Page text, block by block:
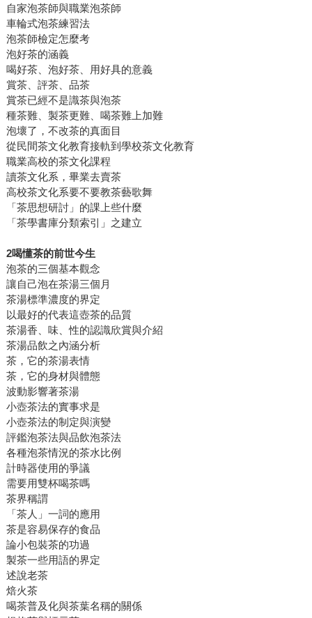
自家泡茶師與職業泡茶師
車輪式泡茶練習法
泡茶師檢定怎麼考
泡好茶的涵義
喝好茶、泡好茶、用好具的意義
賞茶、評茶、品茶
賞茶已經不是識茶與泡茶
種茶難、製茶更難、喝茶難上加難
泡壞了，不改茶的真面目
從民間茶文化教育接軌到學校茶文化教育
職業高校的茶文化課程
讀茶文化系，畢業去賣茶
高校茶文化系要不要教茶藝歌舞
「茶思想研討」的課上些什麼
「茶學書庫分類索引」之建立
2喝懂茶的前世今生
泡茶的三個基本觀念
讓自己泡在茶湯三個月
茶湯標準濃度的界定
以最好的代表這壺茶的品質
茶湯香、味、性的認識欣賞與介紹
茶湯品飲之內涵分析
茶，它的茶湯表情
茶，它的身材與體態
波動影響著茶湯
小壺茶法的實事求是
小壺茶法的制定與演變
評鑑泡茶法與品飲泡茶法
各種泡茶情況的茶水比例
計時器使用的爭議
需要用雙杯喝茶嗎
茶界稱謂
「茶人」一詞的應用
茶是容易保存的食品
論小包裝茶的功過
製茶一些用語的界定
述說老茶
焙火茶
喝茶普及化與茶葉名稱的關係